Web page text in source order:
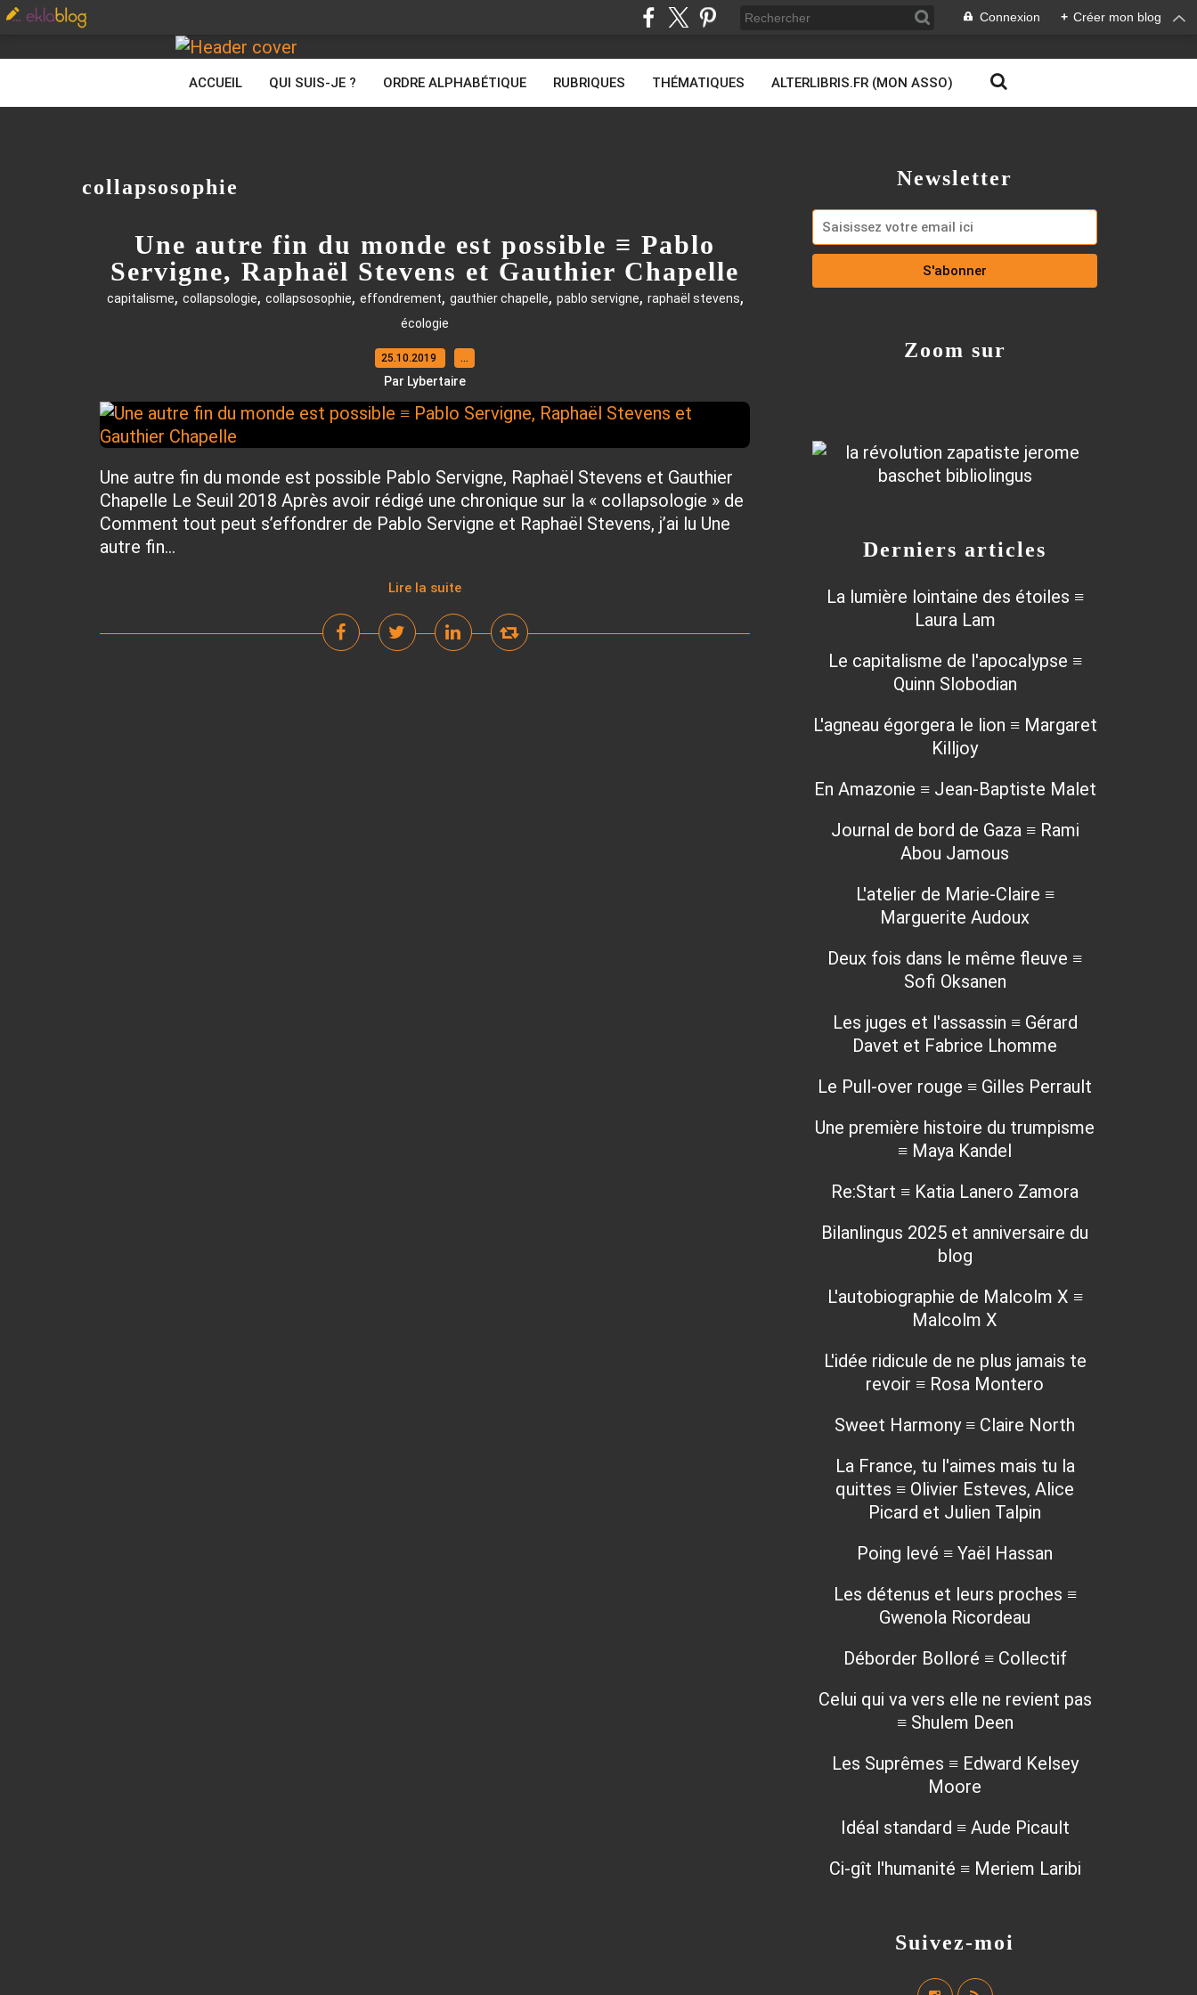
Connexion + Créer mon blog
ACCUEIL QUI SUIS-JE ? ORDRE ALPHABÉTIQUE RUBRIQUES THÉMATIQUES ALTERLIBRIS.FR (MON ASSO)
collapsosophie
Une autre fin du monde est possible ≡ Pablo
Servigne, Raphaël Stevens et Gauthier Chapelle
capitalisme, collapsologie, collapsosophie, effondrement, gauthier chapelle, pablo servigne, raphaël stevens,
écologie
25.10.2019 …
Par Lybertaire
Une autre fin du monde est possible Pablo Servigne, Raphaël Stevens et Gauthier
Chapelle Le Seuil 2018 Après avoir rédigé une chronique sur la « collapsologie » de
Comment tout peut s’effondrer de Pablo Servigne et Raphaël Stevens, j’ai lu Une
autre fin...
Lire la suite
Newsletter
Suivez-moi
Derniers articles
La lumière lointaine des étoiles ≡
Laura Lam
Le capitalisme de l'apocalypse ≡
Quinn Slobodian
L'agneau égorgera le lion ≡ Margaret
Killjoy
En Amazonie ≡ Jean-Baptiste Malet
Journal de bord de Gaza ≡ Rami
Abou Jamous
L'atelier de Marie-Claire ≡
Marguerite Audoux
Deux fois dans le même fleuve ≡
Sofi Oksanen
Les juges et l'assassin ≡ Gérard
Davet et Fabrice Lhomme
Le Pull-over rouge ≡ Gilles Perrault
Une première histoire du trumpisme
≡ Maya Kandel
Re:Start ≡ Katia Lanero Zamora
Bilanlingus 2025 et anniversaire du
blog
L'autobiographie de Malcolm X ≡
Malcolm X
L'idée ridicule de ne plus jamais te
revoir ≡ Rosa Montero
Sweet Harmony ≡ Claire North
La France, tu l'aimes mais tu la
quittes ≡ Olivier Esteves, Alice
Picard et Julien Talpin
Poing levé ≡ Yaël Hassan
Les détenus et leurs proches ≡
Gwenola Ricordeau
Déborder Bolloré ≡ Collectif
Celui qui va vers elle ne revient pas
≡ Shulem Deen
Les Suprêmes ≡ Edward Kelsey
Moore
Idéal standard ≡ Aude Picault
Ci-gît l'humanité ≡ Meriem Laribi
Zoom sur